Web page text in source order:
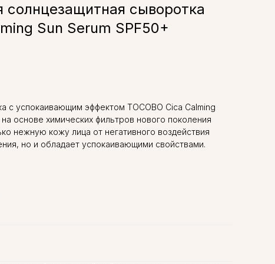
сыворотка
Sun Serum SPF50+
с успокаивающим эффектом TOCOBO Cica Calming
основе химических фильтров нового поколения
нежную кожу лица от негативного воздействия
но и обладает успокаивающими свойствами.